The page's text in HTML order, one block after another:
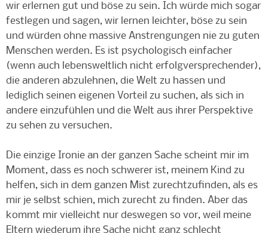
wir erlernen gut und böse zu sein. Ich würde mich sogar
festlegen und sagen, wir lernen leichter, böse zu sein
und würden ohne massive Anstrengungen nie zu guten
Menschen werden. Es ist psychologisch einfacher
(wenn auch lebensweltlich nicht erfolgversprechender),
die anderen abzulehnen, die Welt zu hassen und
lediglich seinen eigenen Vorteil zu suchen, als sich in
andere einzufühlen und die Welt aus ihrer Perspektive
zu sehen zu versuchen.
Die einzige Ironie an der ganzen Sache scheint mir im
Moment, dass es noch schwerer ist, meinem Kind zu
helfen, sich in dem ganzen Mist zurechtzufinden, als es
mir je selbst schien, mich zurecht zu finden. Aber das
kommt mir vielleicht nur deswegen so vor, weil meine
Eltern wiederum ihre Sache nicht ganz schlecht